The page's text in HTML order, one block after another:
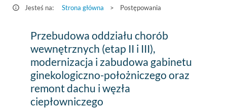
Zamówienia.gov.pl
kontrastową
Jesteś na: Strona główna > Postępowania
Przebudowa
oddziału
chorób
wewnętrznych
(etap
Przebudowa oddziału chorób
wewnętrznych (etap II i III),
modernizacja i zabudowa gabinetu
ginekologiczno-położniczego oraz
remont dachu i węzła
ciepłowniczego